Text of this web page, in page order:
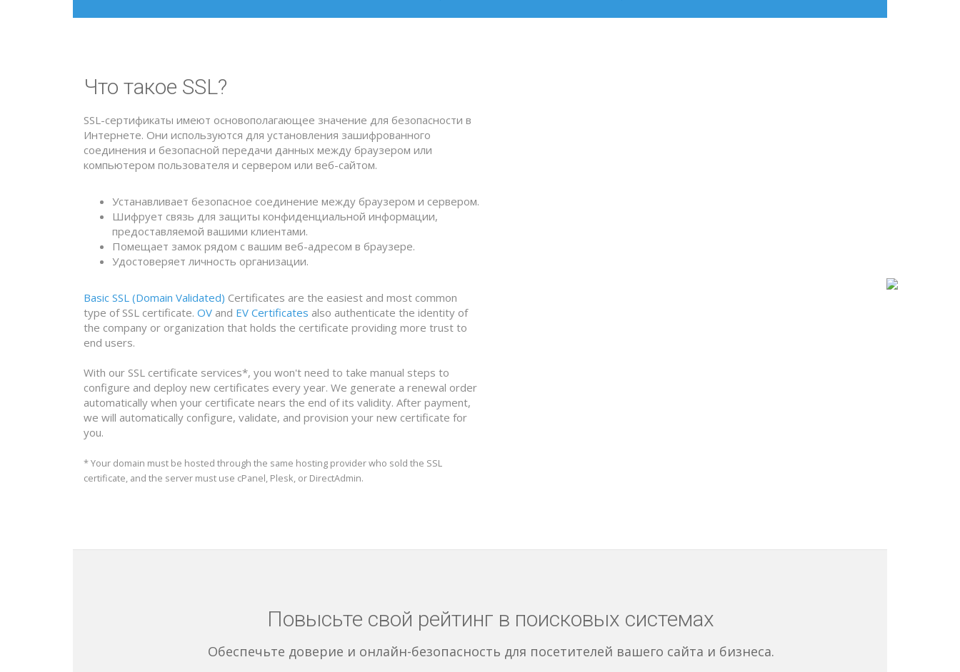
Что такое SSL?
SSL-сертификаты имеют основополагающее значение для безопасности в
Интернете. Они используются для установления зашифрованного
соединения и безопасной передачи данных между браузером или
компьютером пользователя и сервером или веб-сайтом.
Устанавливает безопасное соединение между браузером и сервером.
Шифрует связь для защиты конфиденциальной информации,
предоставляемой вашими клиентами.
Помещает замок рядом с вашим веб-адресом в браузере.
Удостоверяет личность организации.
Basic SSL (Domain Validated) Certificates are the easiest and most common
type of SSL certificate. OV and EV Certificates also authenticate the identity of
the company or organization that holds the certificate providing more trust to
end users.
With our SSL certificate services*, you won't need to take manual steps to
configure and deploy new certificates every year. We generate a renewal order
automatically when your certificate nears the end of its validity. After payment,
we will automatically configure, validate, and provision your new certificate for
you.
* Your domain must be hosted through the same hosting provider who sold the SSL
certificate, and the server must use cPanel, Plesk, or DirectAdmin.
Повысьте свой рейтинг в поисковых системах
Обеспечьте доверие и онлайн-безопасность для посетителей вашего сайта и бизнеса.